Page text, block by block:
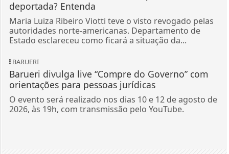
deportada? Entenda
Maria Luiza Ribeiro Viotti teve o visto revogado pelas
autoridades norte-americanas. Departamento de
Estado esclareceu como ficará a situação da...
BARUERI
Barueri divulga live “Compre do Governo” com
orientações para pessoas jurídicas
O evento será realizado nos dias 10 e 12 de agosto de
2026, às 19h, com transmissão pelo YouTube.